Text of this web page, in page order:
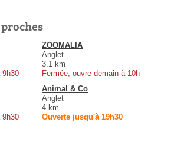
9h30
ZOOMALIA
Anglet
3.1 km
Fermée, ouvre demain à 10h
9h30
Animal & Co
Anglet
4 km
Ouverte jusqu'à 19h30